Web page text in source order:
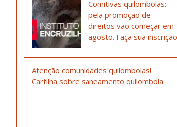
Comitivas quilombolas:
pela promoção de
direitos vão começar em
agosto. Faça sua inscrição
Atenção comunidades quilombolas!
Cartilha sobre saneamento quilombola